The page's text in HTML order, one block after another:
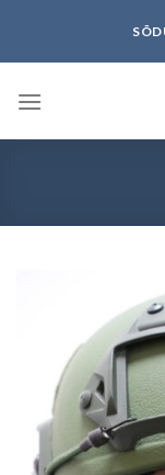
content